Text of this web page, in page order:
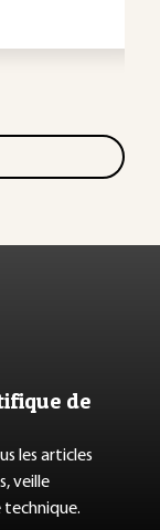
de
les articles
veille